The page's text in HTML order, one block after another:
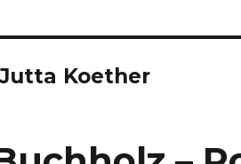
Jutta Koether